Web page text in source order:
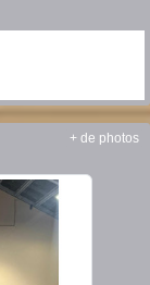
+ de photos